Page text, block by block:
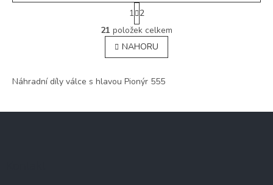
O
v
l
á
a
S
t
r
á
n
k
v
í
1 2
21 položek celkem
NAHORU
Náhradní díly válce s hlavou Pionýr 555